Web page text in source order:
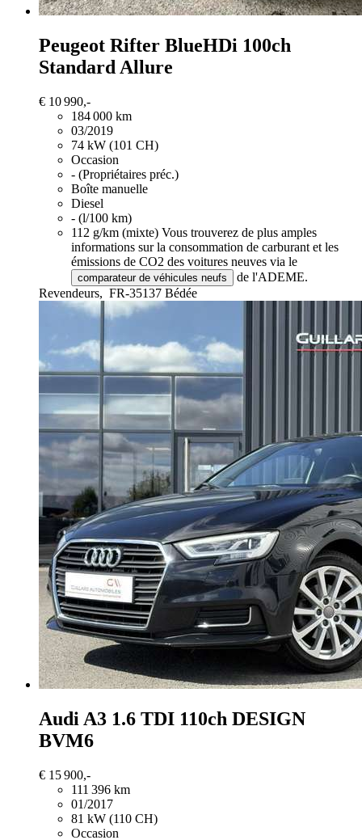
Peugeot Rifter BlueHDi 100ch
Standard Allure
€ 10 990,-
184 000 km
03/2019
74 kW (101 CH)
Occasion
- (Propriétaires préc.)
Boîte manuelle
Diesel
- (l/100 km)
112 g/km (mixte) Vous trouverez de plus amples
informations sur la consommation de carburant et les
émissions de CO2 des voitures neuves via le
comparateur de véhicules neufs
de l'ADEME.
Revendeurs, FR-35137 Bédée
Audi A3 1.6 TDI 110ch DESIGN
BVM6
€ 15 900,-
111 396 km
01/2017
81 kW (110 CH)
Occasion